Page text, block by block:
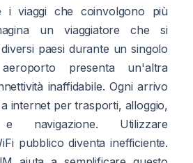
i viaggi che coinvolgono più
un viaggiatore che si
paesi durante un singolo
presenta un'altra
inaffidabile. Ogni arrivo
internet per trasporti, alloggio,
e navigazione. Utilizzare
pubblico diventa inefficiente.